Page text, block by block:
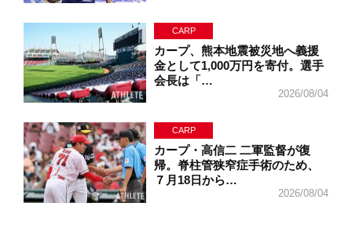
CARP
カープ、熊本地震被災地へ義援
金として1,000万円を寄付。選手
会長は「…
2026/08/04
CARP
カープ・高信二 二軍監督が復
帰。脊柱管狭窄症手術のため、
７月18日から…
2026/08/04